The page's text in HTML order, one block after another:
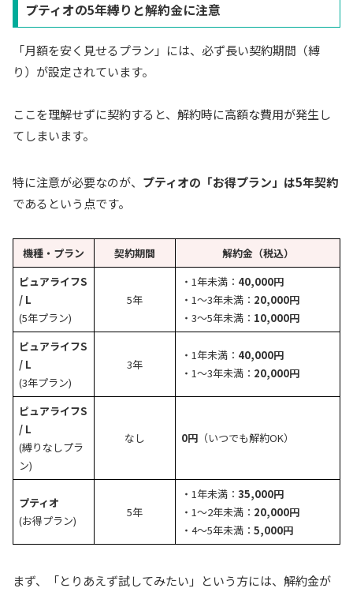
プティオの5年縛りと解約金に注意
「月額を安く見せるプラン」には、必ず長い契約期間（縛
り）が設定されています。
ここを理解せずに契約すると、解約時に高額な費用が発生し
てしまいます。
特に注意が必要なのが、 プティオの「お得プラン」は5年契約
であるという点です。
機種・プラン 契約期間
解約金（税込）
ピュアライフS
/ L
(5年プラン)
5年
・1年未満： 40,000円
・1〜3年未満： 20,000円
・3〜5年未満： 10,000円
ピュアライフS
/ L
(3年プラン)
3年
・1年未満： 40,000円
・1〜3年未満： 20,000円
ピュアライフS
/ L
(縛りなしプラ
ン)
なし 0円（いつでも解約OK）
プティオ
(お得プラン)
5年
・1年未満： 35,000円
・1〜2年未満： 20,000円
・4〜5年未満： 5,000円
まず、「とりあえず試してみたい」という方には、解約金が